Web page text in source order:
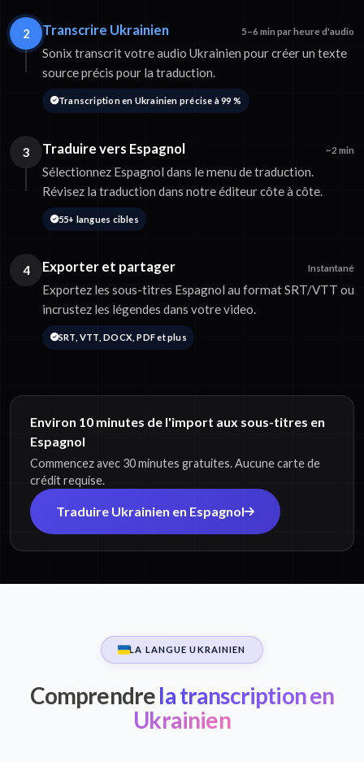
2 Transcrire Ukrainien 5–6 min par heure d'audio
Sonix transcrit votre audio Ukrainien pour créer un texte
source précis pour la traduction.
Transcription en Ukrainien précise à 99 %
3 Traduire vers Espagnol ~2 min
Sélectionnez Espagnol dans le menu de traduction.
Révisez la traduction dans notre éditeur côte à côte.
55+ langues cibles
4 Exporter et partager Instantané
Exportez les sous-titres Espagnol au format SRT/VTT ou
incrustez les légendes dans votre video.
SRT, VTT, DOCX, PDF et plus
Environ 10 minutes de l'import aux sous-titres en
Espagnol
Commencez avec 30 minutes gratuites. Aucune carte de
crédit requise.
Traduire Ukrainien en Espagnol
LA LANGUE UKRAINIEN
Comprendrela transcription en
Ukrainien